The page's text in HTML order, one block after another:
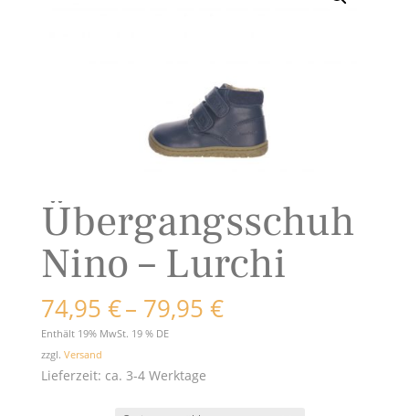
Übergangsschuh
Nino – Lurchi
74,95 €– 79,95 €Preisspanne:
74,95 €
Enthält 19% MwSt. 19 % DE
zzgl. Versand
Lieferzeit: ca. 3-4 Werktage